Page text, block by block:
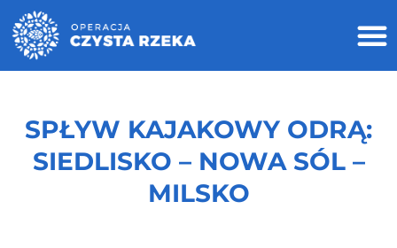
SPŁYW KAJAKOWY ODRĄ:
SIEDLISKO – NOWA SÓL –
MILSKO